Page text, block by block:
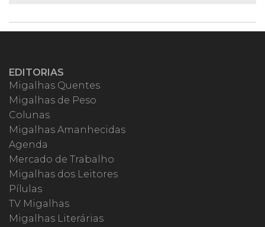
EDITORIAS
Migalhas Quentes
Migalhas de Peso
Colunas
Migalhas Amanhecidas
Agenda
Mercado de Trabalho
Migalhas dos Leitores
Pílulas
TV Migalhas
Migalhas Literárias